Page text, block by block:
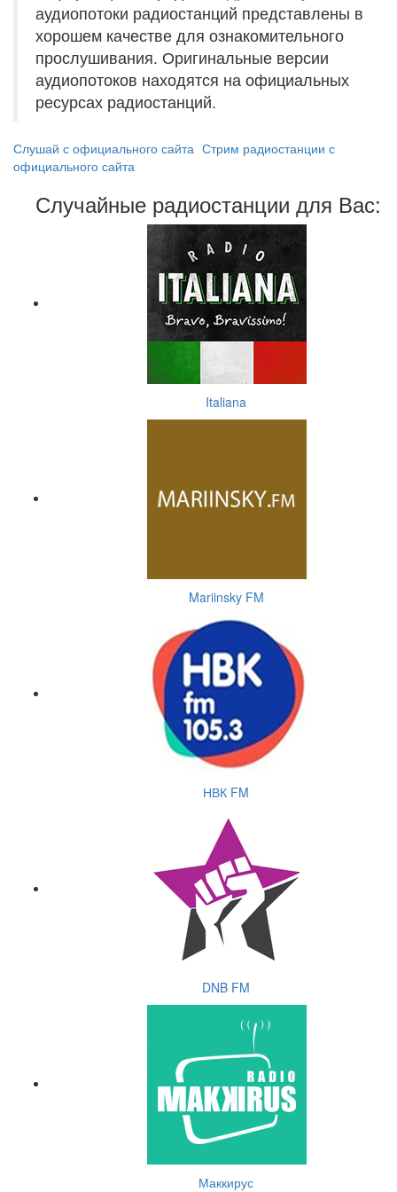
аудиопотоки радиостанций представлены в
хорошем качестве для ознакомительного
прослушивания. Оригинальные версии
аудиопотоков находятся на официальных
ресурсах радиостанций.
Слушай с официального сайта Стрим радиостанции с
официального сайта
Случайные радиостанции для Вас:
Italiana
Mariinsky FM
НВК FM
DNB FM
Маккирус